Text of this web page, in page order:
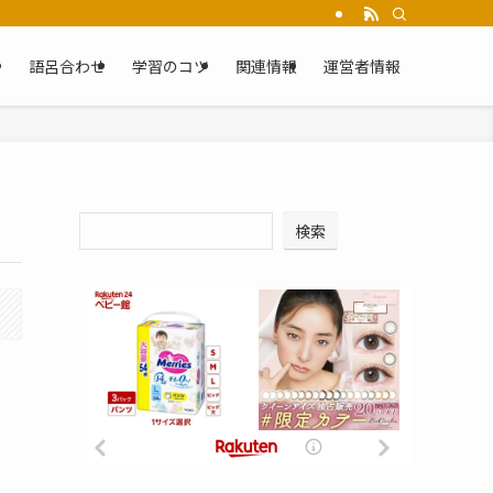
語呂合わせ 学習のコツ 関連情報 運営者情報
検索